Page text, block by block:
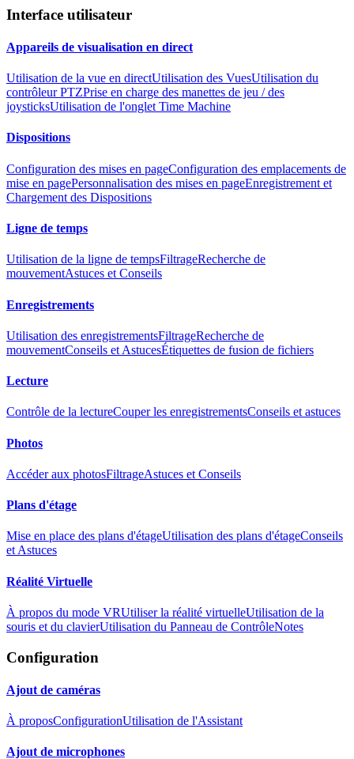
Interface utilisateur
Appareils de visualisation en direct
Utilisation de la vue en directUtilisation des VuesUtilisation du
contrôleur PTZPrise en charge des manettes de jeu / des
joysticksUtilisation de l'onglet Time Machine
Dispositions
Configuration des mises en pageConfiguration des emplacements de
mise en pagePersonnalisation des mises en pageEnregistrement et
Chargement des Dispositions
Ligne de temps
Utilisation de la ligne de tempsFiltrageRecherche de
mouvementAstuces et Conseils
Enregistrements
Utilisation des enregistrementsFiltrageRecherche de
mouvementConseils et AstucesÉtiquettes de fusion de fichiers
Lecture
Contrôle de la lectureCouper les enregistrementsConseils et astuces
Photos
Accéder aux photosFiltrageAstuces et Conseils
Plans d'étage
Mise en place des plans d'étageUtilisation des plans d'étageConseils
et Astuces
Réalité Virtuelle
À propos du mode VRUtiliser la réalité virtuelleUtilisation de la
souris et du clavierUtilisation du Panneau de ContrôleNotes
Configuration
Ajout de caméras
À proposConfigurationUtilisation de l'Assistant
Ajout de microphones